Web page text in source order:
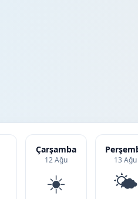
Çarşamba
12 Ağu
☀️
13 Ağu
🌤️